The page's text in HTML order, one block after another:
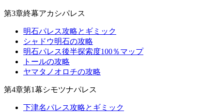
第3章終幕アカシパレス
明石パレス攻略とギミック
シャドウ明石の攻略
明石パレス後半探索度100％マップ
トールの攻略
ヤマタノオロチの攻略
第4章第1幕シモツナパレス
下津名パレス攻略とギミック